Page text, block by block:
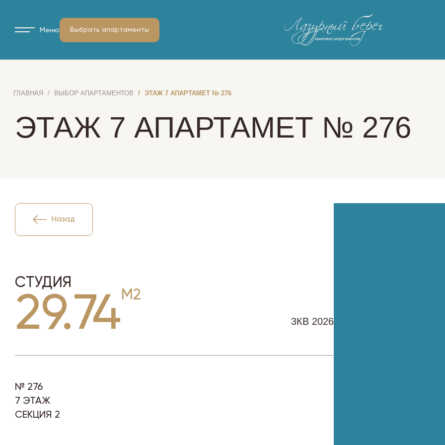
Меню Выбрать апартаменты
ГЛАВНАЯ ВЫБОР АПАРТАМЕНТОВ ЭТАЖ 7 АПАРТАМЕТ № 276
ЭТАЖ 7 АПАРТАМЕТ № 276
Назад
СТУДИЯ
29.74 3КВ 2026
№ 276
7 ЭТАЖ
СЕКЦИЯ 2